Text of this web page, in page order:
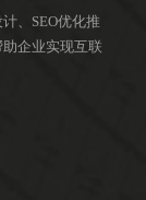
、SEO优化推
企业实现互联